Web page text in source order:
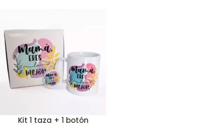
Kit 1 taza + 1 botón